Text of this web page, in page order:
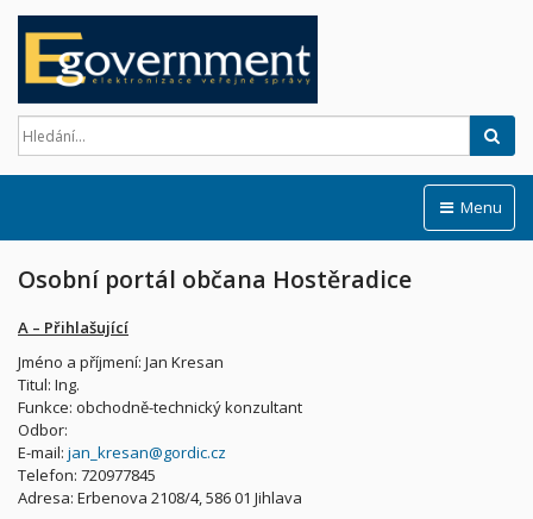
Menu
Osobní portál občana Hostěradice
A – Přihlašující
Jméno a příjmení: Jan Kresan
Titul: Ing.
Funkce: obchodně-technický konzultant
Odbor:
E-mail: jan_kresan@gordic.cz
Telefon: 720977845
Adresa: Erbenova 2108/4, 586 01 Jihlava